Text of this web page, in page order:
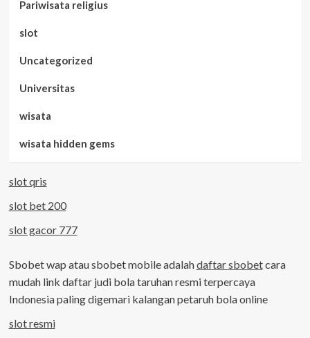
Pariwisata religius
slot
Uncategorized
Universitas
wisata
wisata hidden gems
slot qris
slot bet 200
slot gacor 777
Sbobet wap atau sbobet mobile adalahdaftar sbobetcara
mudah link daftar judi bola taruhan resmi terpercaya
Indonesia paling digemari kalangan petaruh bola online
slot resmi